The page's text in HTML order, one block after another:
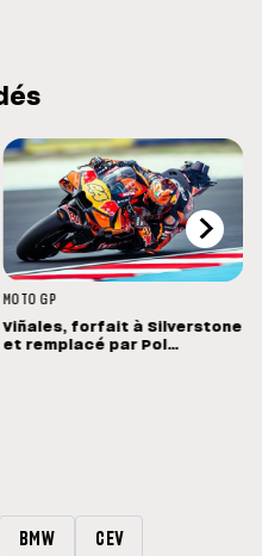
MOTO GP
Viñales, forfait à Silverstone
et remplacé par Pol
BMW CEV